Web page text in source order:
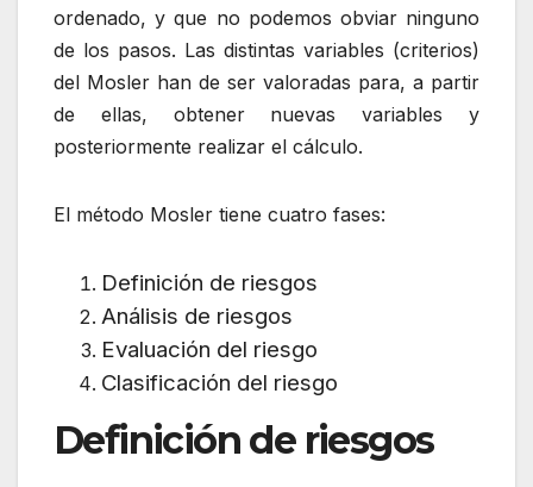
ordenado, y que no podemos obviar ninguno
de los pasos. Las distintas variables (criterios)
del Mosler han de ser valoradas para, a partir
de ellas, obtener nuevas variables y
posteriormente realizar el cálculo.
El método Mosler tiene cuatro fases:
Definición de riesgos
Análisis de riesgos
Evaluación del riesgo
Clasificación del riesgo
Definición de riesgos